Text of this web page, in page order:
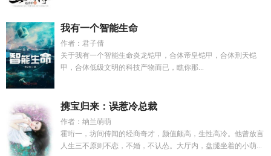
我有一个智能生命
作者：君子倩
关于我有一个智能生命炎龙铠甲，合体帝皇铠甲，合体刑天铠
甲，合体低级文明的科技产物而已，瞧你那...
携宝归来：误惹冷总裁
作者：纳兰萌萌
霍珩一，坊间传闻的经商奇才，颜值颇高，生性高冷。他曾放言
人生三不原则不恋，不婚，不认怂。大厅内，盘腿坐着的小萌...